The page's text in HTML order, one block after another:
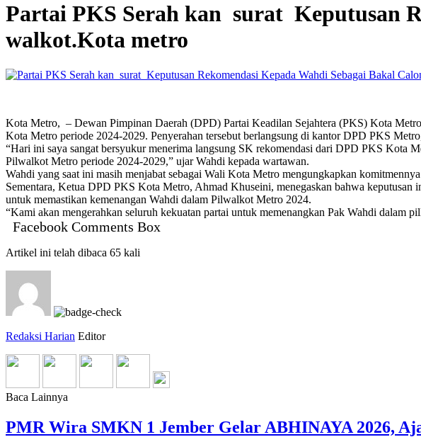
Partai PKS Serah kan surat Keputusan
walkot.Kota metro
Kota Metro, – Dewan Pimpinan Daerah (DPD) Partai Keadilan Sejahtera (PKS) Kota
Kota Metro periode 2024-2029. Penyerahan tersebut berlangsung di kantor DPD PKS
“Hari ini saya sangat bersyukur menerima langsung SK rekomendasi dari DPD PKS Kota
Pilwalkot Metro periode 2024-2029,” ujar Wahdi kepada wartawan.
Wahdi yang saat ini masih menjabat sebagai Wali Kota Metro mengungkapkan
Sementara, Ketua DPD PKS Kota Metro, Ahmad Khuseini, menegaskan bahwa keputusan
untuk memastikan kemenangan Wahdi dalam Pilwalkot Metro 2024.
“Kami akan mengerahkan seluruh kekuatan partai untuk memenangkan Pak Wahdi dalam
Facebook Comments Box
Artikel ini telah dibaca 65 kali
Redaksi Harian Editor
Baca Lainnya
PMR Wira SMKN 1 Jember Gelar ABHINAYA 2026,